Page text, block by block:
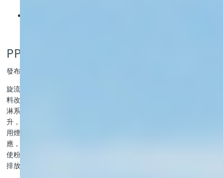
PP旋流塔
發布時間：2021-12-29 09:52:47
旋流塔是處理粉塵設備，結構與噴淋塔結構同樣，主要是由格柵板填
料改變為旋流葉片、噴淋系統。右下往上，分別是：順時針葉片加噴
淋系統；旋流塔內設計多套旋流裝置，經過初級凈化的煙氣旋轉上
升，由于旋流裝置設計合理，旋流氣動裝置具有導向和接力作用，利
用煙氣自身的動能產生氣動旋流，氣液兩相充分接觸，進行傳質反
應，逆時針葉片加噴淋系統，起到一個順逆兩相氣體相沖變化，從而
使粉塵流入塔底；大小頭除霧層，起到一個不能讓水份跟隨氣體流出
排放。